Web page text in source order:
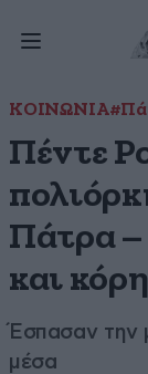
ΚΟΙΝΩΝΙΑ
Πέντε
Πάτρα
και κόρη
Έσπασαν την
μέσα